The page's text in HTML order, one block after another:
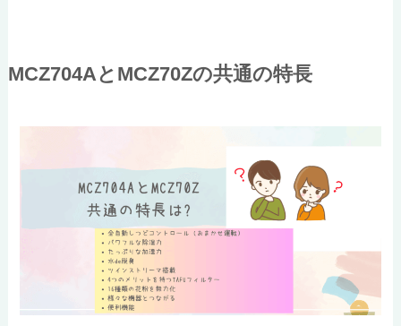
MCZ704AとMCZ70Zの共通の特長